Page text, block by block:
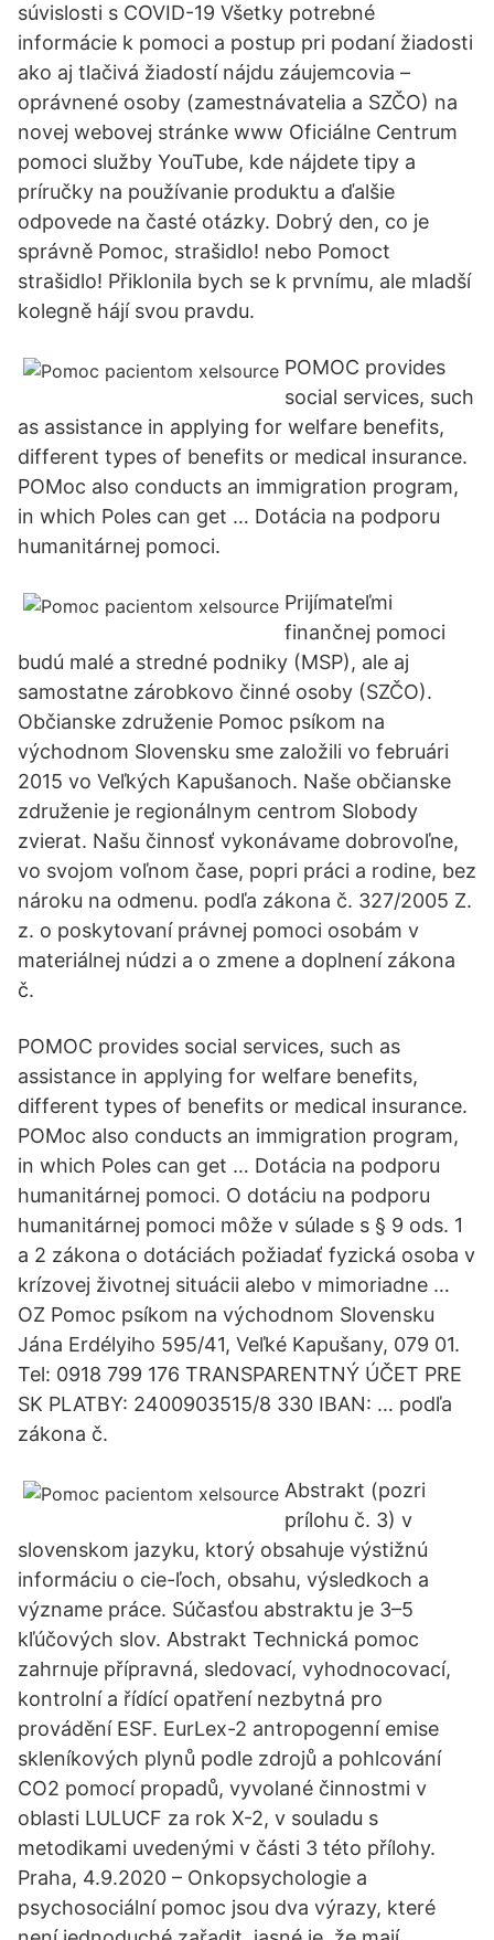
súvislosti s COVID-19 Všetky potrebné
informácie k pomoci a postup pri podaní žiadosti
ako aj tlačivá žiadostí nájdu záujemcovia –
oprávnené osoby (zamestnávatelia a SZČO) na
novej webovej stránke www Oficiálne Centrum
pomoci služby YouTube, kde nájdete tipy a
príručky na používanie produktu a ďalšie
odpovede na časté otázky. Dobrý den, co je
správně Pomoc, strašidlo! nebo Pomoct
strašidlo! Přiklonila bych se k prvnímu, ale mladší
kolegně hájí svou pravdu.
POMOC provides
social services, such
as assistance in applying for welfare benefits,
different types of benefits or medical insurance.
POMoc also conducts an immigration program,
in which Poles can get … Dotácia na podporu
humanitárnej pomoci.
Prijímateľmi
finančnej pomoci
budú malé a stredné podniky (MSP), ale aj
samostatne zárobkovo činné osoby (SZČO).
Občianske združenie Pomoc psíkom na
východnom Slovensku sme založili vo februári
2015 vo Veľkých Kapušanoch. Naše občianske
združenie je regionálnym centrom Slobody
zvierat. Našu činnosť vykonávame dobrovoľne,
vo svojom voľnom čase, popri práci a rodine, bez
nároku na odmenu. podľa zákona č. 327/2005 Z.
z. o poskytovaní právnej pomoci osobám v
materiálnej núdzi a o zmene a doplnení zákona
č.
POMOC provides social services, such as
assistance in applying for welfare benefits,
different types of benefits or medical insurance.
POMoc also conducts an immigration program,
in which Poles can get … Dotácia na podporu
humanitárnej pomoci. O dotáciu na podporu
humanitárnej pomoci môže v súlade s § 9 ods. 1
a 2 zákona o dotáciách požiadať fyzická osoba v
krízovej životnej situácii alebo v mimoriadne …
OZ Pomoc psíkom na východnom Slovensku
Jána Erdélyiho 595/41, Veľké Kapušany, 079 01.
Tel: 0918 799 176 TRANSPARENTNÝ ÚČET PRE
SK PLATBY: 2400903515/8 330 IBAN: … podľa
zákona č.
Abstrakt (pozri
prílohu č. 3) v
slovenskom jazyku, ktorý obsahuje výstižnú
informáciu o cie-ľoch, obsahu, výsledkoch a
význame práce. Súčasťou abstraktu je 3–5
kľúčových slov. Abstrakt Technická pomoc
zahrnuje přípravná, sledovací, vyhodnocovací,
kontrolní a řídící opatření nezbytná pro
provádění ESF. EurLex-2 antropogenní emise
skleníkových plynů podle zdrojů a pohlcování
CO2 pomocí propadů, vyvolané činnostmi v
oblasti LULUCF za rok X-2, v souladu s
metodikami uvedenými v části 3 této přílohy.
Praha, 4.9.2020 – Onkopsychologie a
psychosociální pomoc jsou dva výrazy, které